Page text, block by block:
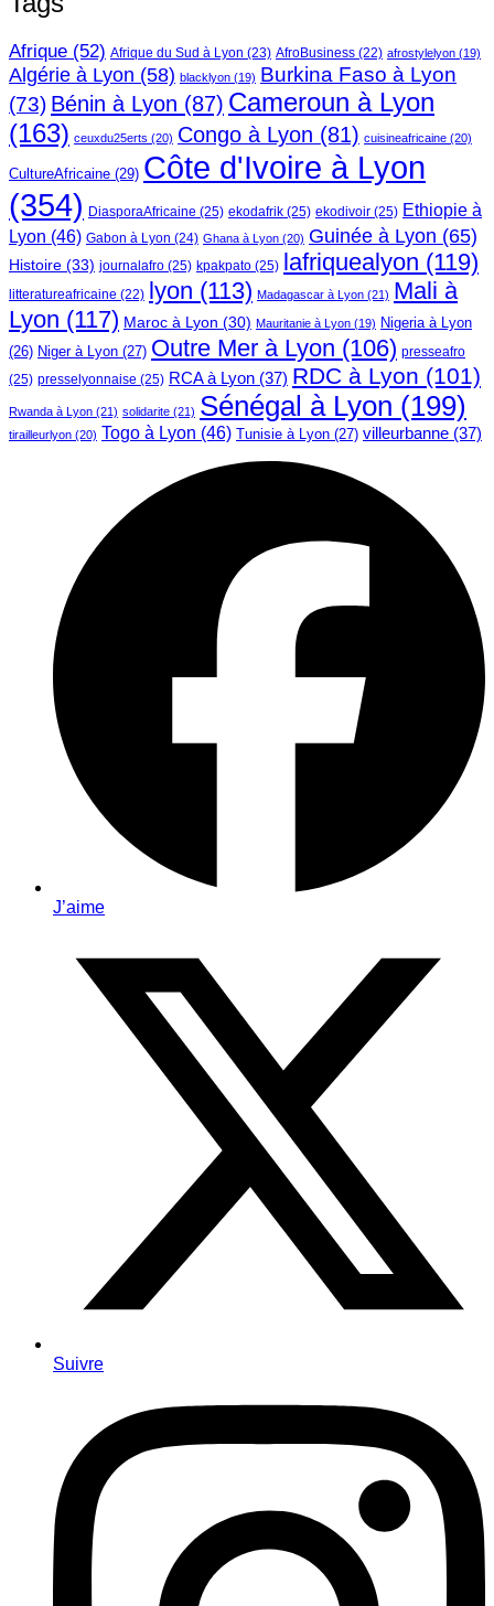
Afrique (52) Afrique du Sud à Lyon (23) AfroBusiness (22) afrostylelyon (19)
Algérie à Lyon (58) blacklyon (19) Burkina Faso à Lyon
(73) Bénin à Lyon (87) Cameroun à Lyon
(163) ceuxdu25erts (20) Congo à Lyon (81) cuisineafricaine (20)
CultureAfricaine (29) Côte d'Ivoire à Lyon
(354) DiasporaAfricaine (25) ekodafrik (25) ekodivoir (25) Ethiopie à
Lyon (46) Gabon à Lyon (24) Ghana à Lyon (20) Guinée à Lyon (65)
Histoire (33) journalafro (25) kpakpato (25) lafriquealyon (119)
litteratureafricaine (22) lyon (113) Madagascar à Lyon (21) Mali à
Lyon (117) Maroc à Lyon (30) Mauritanie à Lyon (19) Nigeria à Lyon
(26) Niger à Lyon (27) Outre Mer à Lyon (106) presseafro
(25) presselyonnaise (25) RCA à Lyon (37) RDC à Lyon (101)
Rwanda à Lyon (21) solidarite (21) Sénégal à Lyon (199)
tirailleurlyon (20) Togo à Lyon (46) Tunisie à Lyon (27) villeurbanne (37)
J’aime
Suivre